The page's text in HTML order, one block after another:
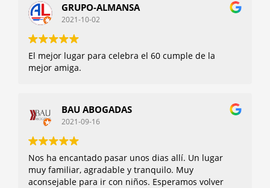
GRUPO-ALMANSA
2021-10-02
El mejor lugar para celebra el 60 cumple de la
mejor amiga.
BAU ABOGADAS
2021-09-16
Nos ha encantado pasar unos dias allí. Un lugar
muy familiar, agradable y tranquilo. Muy
aconsejable para ir con niños. Esperamos volver